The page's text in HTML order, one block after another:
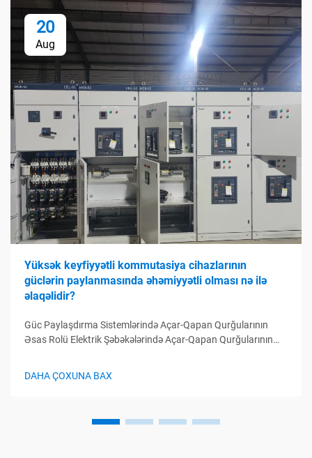
20
Aug
Yüksək keyfiyyətli kommutasiya cihazlarının
güclərin paylanmasında əhəmiyyətli olması nə ilə
əlaqəlidir?
Güc Paylaşdırma Sistemlərində Açar-Qapan Qurğularının
Əsas Rolü Elektrik Şəbəkələrində Açar-Qapan Qurğularının
olunması, qorunması və avtomatik idarə olunması
DAHA ÇOXUNA BAX